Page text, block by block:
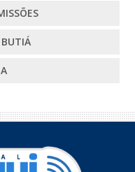
BUTIÁ